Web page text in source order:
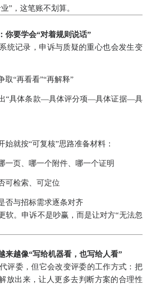
”，这笔账不划算。
你要学会“对着规则说话”
统记录，申诉与质疑的重心也会发生变
取“再看看”“再解释”
“具体条款—具体评分项—具体证据—具
始就按“可复核”思路准备材料：
一页、哪一个附件、哪一个证明
可检索、可定位
否与招标需求逐条对齐
软。申诉不是吵赢，而是让对方“无法忽
来越像“写给机器看，也写给人看”
评委，但它会改变评委的工作方式：把
放出来，让人更多去判断方案的合理性